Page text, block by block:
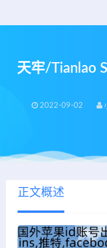
天牢/Tianlao
2022-09-02
正文概述